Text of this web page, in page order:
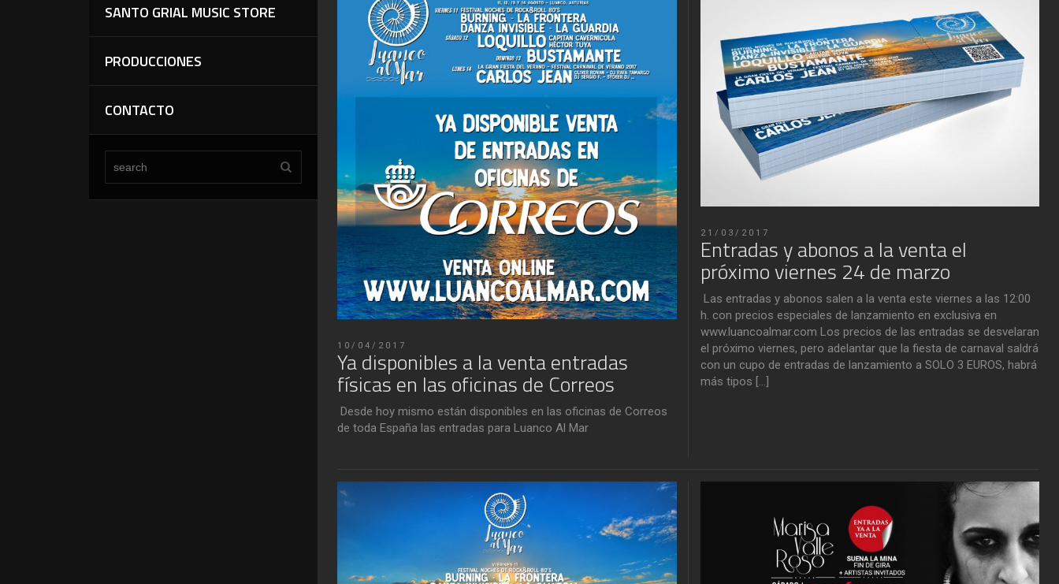
SANTO GRIAL MUSIC STORE
PRODUCCIONES
CONTACTO
10/04/2017
Ya disponibles a la venta entradas
físicas en las oficinas de Correos
Desde hoy mismo están disponibles en las oficinas de Correos
de toda España las entradas para Luanco Al Mar
21/03/2017
Entradas y abonos a la venta el
próximo viernes 24 de marzo
Las entradas y abonos salen a la venta este viernes a las 12:00
h. con precios especiales de lanzamiento en exclusiva en
www.luancoalmar.com Los precios de las entradas se desvelaran
el próximo viernes, pero adelantar que la fiesta de carnaval saldrá
con un cupo de entradas de lanzamiento a SOLO 3 EUROS, habrá
más tipos […]